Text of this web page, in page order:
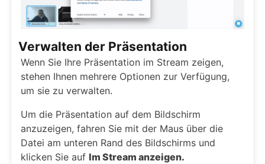
Verwalten der Präsentation
Wenn Sie Ihre Präsentation im Stream zeigen,
stehen Ihnen mehrere Optionen zur Verfügung,
um sie zu verwalten.
Um die Präsentation auf dem Bildschirm
anzuzeigen, fahren Sie mit der Maus über die
Datei am unteren Rand des Bildschirms und
klicken Sie auf Im Stream anzeigen.